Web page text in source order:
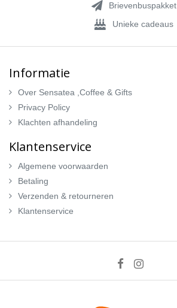
Brievenbuspakket
Unieke cadeaus
Informatie
Over Sensatea ,Coffee & Gifts
Privacy Policy
Klachten afhandeling
Klantenservice
Algemene voorwaarden
Betaling
Verzenden & retourneren
Klantenservice